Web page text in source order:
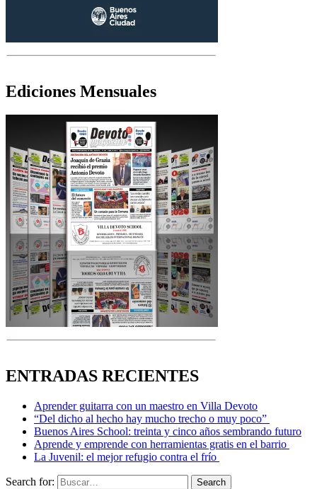
Ediciones Mensuales
ENTRADAS RECIENTES
Aprender guitarra con un maestro en Villa Devoto
“Del dicho al hecho hay mucho trecho o muy poco”
Buenos Aires School: treinta y cinco años sembrando futuro
Aprende y emprende con herramientas gratis en el barrio
La Juvenil: el mejor refugio contra el frío
Search for: Search